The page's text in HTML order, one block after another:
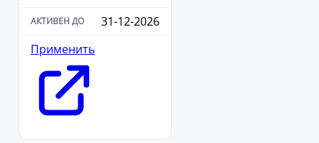
31-12-2026
Применить